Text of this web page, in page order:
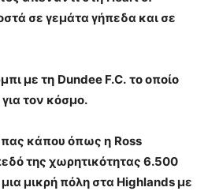
σε γεμάτα γήπεδα και σε
με τη Dundee F.C. το οποίο
τον κόσμο.
πας κάπου όπως η Ross
της χωρητικότητας 6.500
μια μικρή πόλη στα Highlands με